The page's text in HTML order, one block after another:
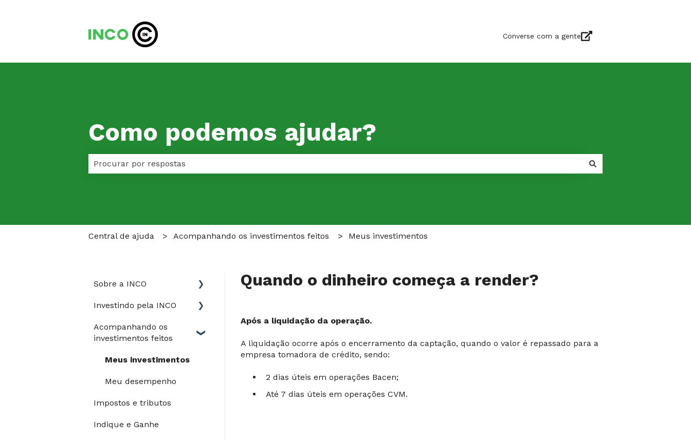
Converse com a gente
Como podemos ajudar?
Central de ajuda Acompanhando os investimentos feitos Meus investimentos
Quando o dinheiro começa a render?
Após a liquidação da operação.
A liquidação ocorre após o encerramento da captação, quando o valor é repassado para a
empresa tomadora de crédito, sendo:
2 dias úteis em operações Bacen;
Até 7 dias úteis em operações CVM.
Sobre a INCO
Jurídico
Investindo pela INCO
Perfil de risco
investimento
Modalidades de
Acompanhando os
investimentos feitos
Meus investimentos
Meu desempenho
Impostos e tributos
Indique e Ganhe